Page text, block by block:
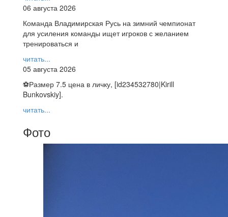
06 августа 2026
Команда Владимирская Русь на зимний чемпионат
для усиления команды ищет игроков с желанием
тренироваться и
читать...
05 августа 2026
⚽️Размер 7.5 цена в личку, [id234532780|Kirill
Bunkovskiy].
читать...
Фото